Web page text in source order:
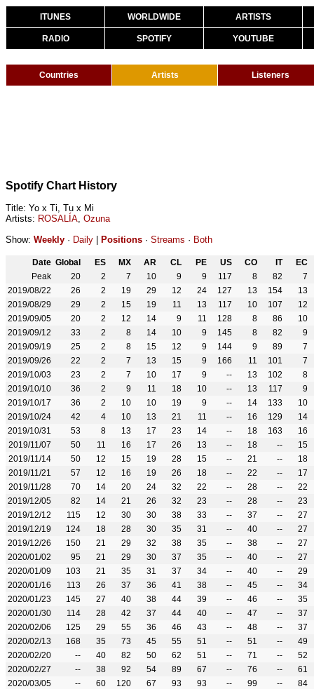
ITUNES WORLDWIDE ARTISTS
RADIO SPOTIFY YOUTUBE
Countries Artists Listeners
Spotify Chart History
Title: Yo x Ti, Tu x Mi
Artists: ROSALÍA, Ozuna
Show: Weekly · Daily Positions · Streams · Both
Date Global ES MX AR CL PE US CO IT
EC
Peak
20 2 7 10 9 9 117 8 82
7
2019/08/22
26 2 19 29 12 24 127 13 154
13
2019/08/29
29 2 15 19 11 13 117 10 107
12
2019/09/05
20 2 12 14 9 11 128 8 86
10
2019/09/12
33 2 8 14 10 9 145 8 82
9
2019/09/19
25 2 8 15 12 9 144 9 89
7
2019/09/26
22 2 7 13 15 9 166 11 101
7
2019/10/03
23 2 7 10 17 9 -- 13 102
8
2019/10/10
36 2 9 11 18 10 -- 13 117
9
2019/10/17
36 2 10 10 19 9 -- 14 133
10
2019/10/24
42 4 10 13 21 11 -- 16 129
14
2019/10/31
53 8 13 17 23 14 -- 18 163
16
2019/11/07
50 11 16 17 26 13 -- 18 --
15
2019/11/14
50 12 15 19 28 15 -- 21 --
18
2019/11/21
57 12 16 19 26 18 -- 22 --
17
2019/11/28
70 14 20 24 32 22 -- 28 --
22
2019/12/05
82 14 21 26 32 23 -- 28 --
23
2019/12/12
115 12 30 30 38 33 -- 37 --
27
2019/12/19
124 18 28 30 35 31 -- 40 --
27
2019/12/26
150 21 29 32 38 35 -- 38 --
27
2020/01/02
95 21 29 30 37 35 -- 40 --
27
2020/01/09
103 21 35 31 37 34 -- 40 --
29
2020/01/16
113 26 37 36 41 38 -- 45 --
34
2020/01/23
145 27 40 38 44 39 -- 46 --
35
2020/01/30
114 28 42 37 44 40 -- 47 --
37
2020/02/06
125 29 55 36 46 43 -- 48 --
37
2020/02/13
168 35 73 45 55 51 -- 51 --
49
2020/02/20
-- 40 82 50 62 51 -- 71 --
52
2020/02/27
-- 38 92 54 89 67 -- 76 --
61
2020/03/05
-- 60 120 67 93 93 -- 99 --
84